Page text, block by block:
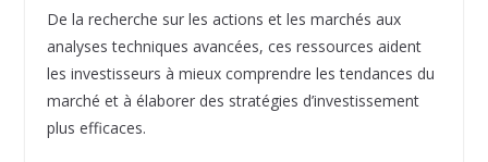
De la recherche sur les actions et les marchés aux
analyses techniques avancées, ces ressources aident
les investisseurs à mieux comprendre les tendances du
marché et à élaborer des stratégies d’investissement
plus efficaces.